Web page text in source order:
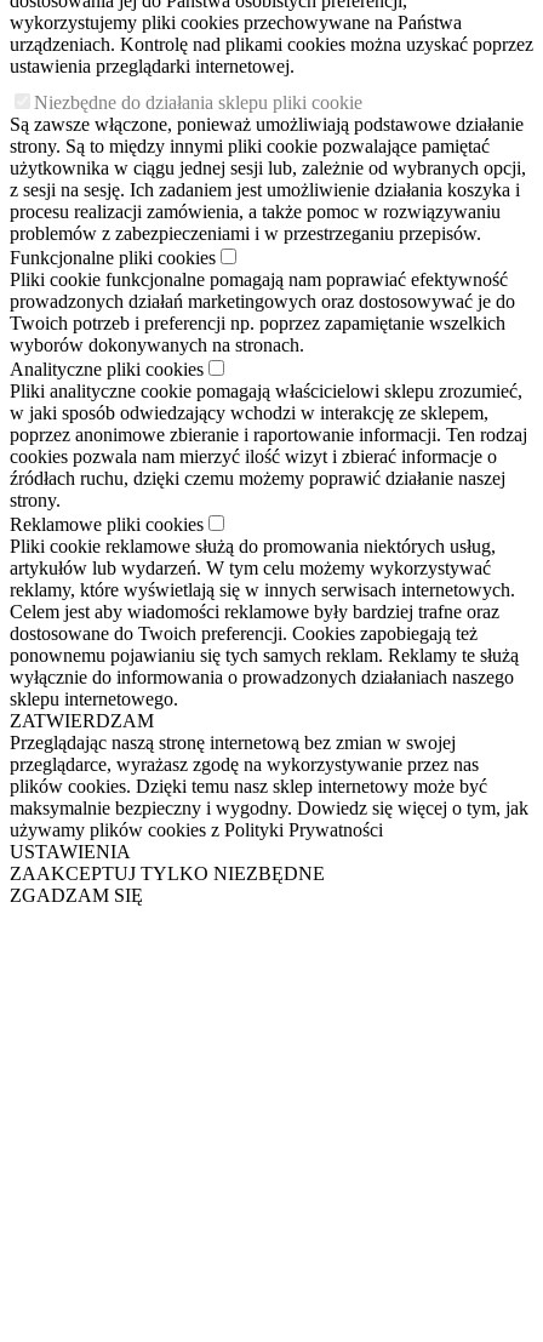
wykorzystujemy pliki cookies przechowywane na Państwa
urządzeniach. Kontrolę nad plikami cookies można uzyskać poprzez
ustawienia przeglądarki internetowej.
Niezbędne do działania sklepu pliki cookie
Są zawsze włączone, ponieważ umożliwiają podstawowe działanie
strony. Są to między innymi pliki cookie pozwalające pamiętać
użytkownika w ciągu jednej sesji lub, zależnie od wybranych opcji,
z sesji na sesję. Ich zadaniem jest umożliwienie działania koszyka i
procesu realizacji zamówienia, a także pomoc w rozwiązywaniu
problemów z zabezpieczeniami i w przestrzeganiu przepisów.
Funkcjonalne pliki cookies
Pliki cookie funkcjonalne pomagają nam poprawiać efektywność
prowadzonych działań marketingowych oraz dostosowywać je do
Twoich potrzeb i preferencji np. poprzez zapamiętanie wszelkich
wyborów dokonywanych na stronach.
Analityczne pliki cookies
Pliki analityczne cookie pomagają właścicielowi sklepu zrozumieć,
w jaki sposób odwiedzający wchodzi w interakcję ze sklepem,
poprzez anonimowe zbieranie i raportowanie informacji. Ten rodzaj
cookies pozwala nam mierzyć ilość wizyt i zbierać informacje o
źródłach ruchu, dzięki czemu możemy poprawić działanie naszej
strony.
Reklamowe pliki cookies
Pliki cookie reklamowe służą do promowania niektórych usług,
artykułów lub wydarzeń. W tym celu możemy wykorzystywać
reklamy, które wyświetlają się w innych serwisach internetowych.
Celem jest aby wiadomości reklamowe były bardziej trafne oraz
dostosowane do Twoich preferencji. Cookies zapobiegają też
ponownemu pojawianiu się tych samych reklam. Reklamy te służą
wyłącznie do informowania o prowadzonych działaniach naszego
sklepu internetowego.
ZATWIERDZAM
Przeglądając naszą stronę internetową bez zmian w swojej
przeglądarce, wyrażasz zgodę na wykorzystywanie przez nas
plików cookies. Dzięki temu nasz sklep internetowy może być
maksymalnie bezpieczny i wygodny. Dowiedz się więcej o tym, jak
używamy plików cookies z Polityki Prywatności
USTAWIENIA
ZAAKCEPTUJ TYLKO NIEZBĘDNE
ZGADZAM SIĘ